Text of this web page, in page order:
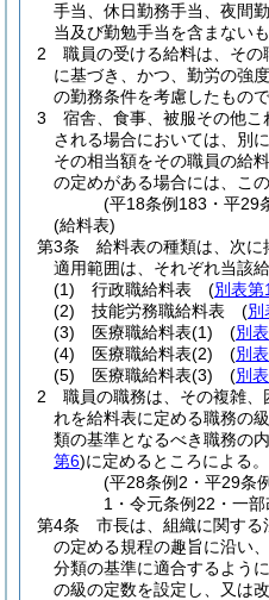
手当、休日勤務手当、夜間
当及び勤勉手当を含まないも
2
職員の受ける給料は、そ
に基づき、かつ、勤労の強
の勤務条件を考慮したもの
3
宿舎、食事、被服その他
される場合においては、別
その相当額をその職員の給
の定めがある場合には、この
(平18条例183・平29
(給料表)
第3条
給料表の種類は、次
適用範囲は、それぞれ当該
(1)
行政職給料表 (別表第1
(2)
技能労務職給料表 (別
(3)
医療職給料表(1) (別
(4)
医療職給料表(2) (別
(5)
医療職給料表(3) (別
2
職員の職務は、その複雑、
れを給料表に定める職務の
類の基準となるべき職務の
第6)に定めるところによる。
(平28条例2・平29条
1・令元条例22・一部
第4条
市長は、組織に関す
の定める規程の趣旨に沿い
分類の基準に適合するよう
の級の定数を設定し、又は